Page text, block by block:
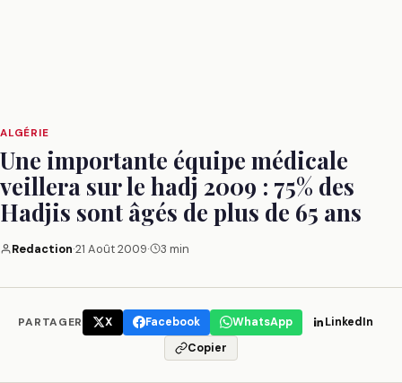
ALGÉRIE
Une importante équipe médicale
veillera sur le hadj 2009 : 75% des
Hadjis sont âgés de plus de 65 ans
Redaction·21 Août 2009· 3 min
PARTAGER X Facebook WhatsApp
LinkedIn
Copier